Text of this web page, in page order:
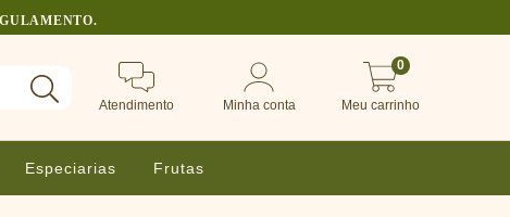
Atendimento Minha conta Meu carrinho
0
Especiarias Frutas